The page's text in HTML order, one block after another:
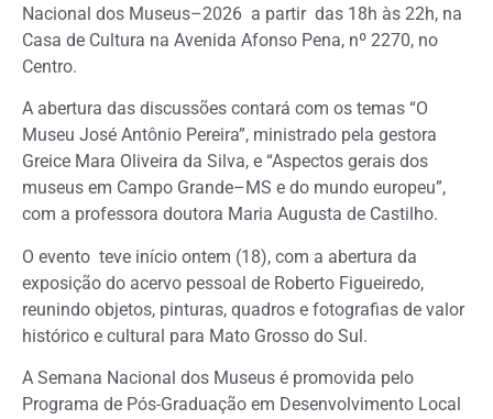
Nacional dos Museus–2026 a partir das 18h às 22h, na
Casa de Cultura na Avenida Afonso Pena, nº 2270, no
Centro.
A abertura das discussões contará com os temas “O
Museu José Antônio Pereira”, ministrado pela gestora
Greice Mara Oliveira da Silva, e “Aspectos gerais dos
museus em Campo Grande–MS e do mundo europeu”,
com a professora doutora Maria Augusta de Castilho.
O evento teve início ontem (18), com a abertura da
exposição do acervo pessoal de Roberto Figueiredo,
reunindo objetos, pinturas, quadros e fotografias de valor
histórico e cultural para Mato Grosso do Sul.
A Semana Nacional dos Museus é promovida pelo
Programa de Pós-Graduação em Desenvolvimento Local